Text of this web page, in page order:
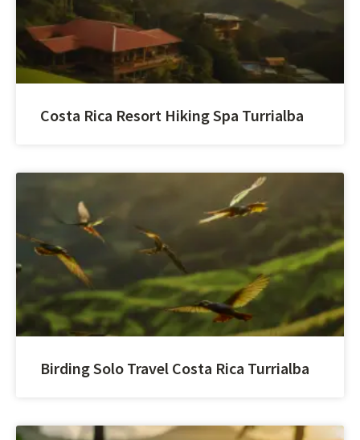
Costa Rica Resort Hiking Spa Turrialba
Birding Solo Travel Costa Rica Turrialba